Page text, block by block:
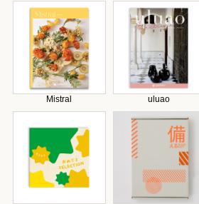
Mistral uluao